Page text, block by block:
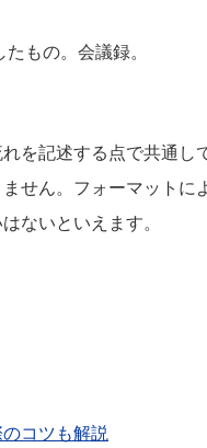
もの。会議録。
を記述する点で共通し
せん。フォーマットに
ないといえます。
コツも解説